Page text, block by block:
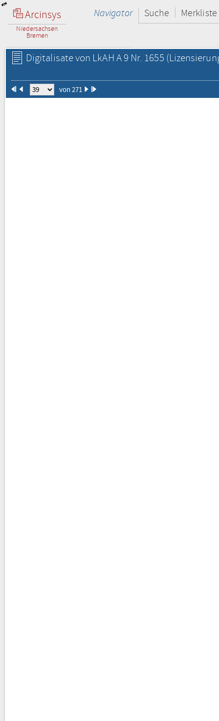
Arcinsys
Niedersachsen
Bremen
Navigator Suche Merkliste
Digitalisate von LkAH A 9 Nr. 1655
von 271